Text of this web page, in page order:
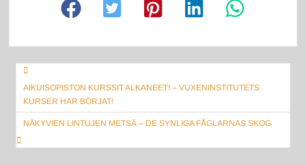
Artikkelien
selaus
AIKUISOPISTON KURSSIT ALKANEET! – VUXENINSTITUTETS
KURSER HAR BÖRJAT!
NÄKYVIEN LINTUJEN METSÄ – DE SYNLIGA FÅGLARNAS SKOG